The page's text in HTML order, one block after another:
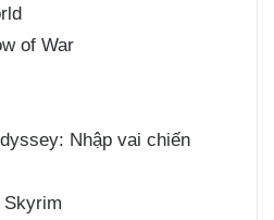
of War
Nhập vai chiến
Skyrim